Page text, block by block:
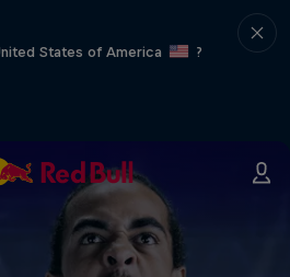
States of America
?